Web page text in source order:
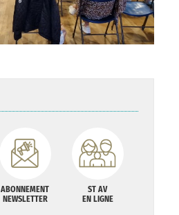
ABONNEMENT
NEWSLETTER
ST AV
EN LIGNE